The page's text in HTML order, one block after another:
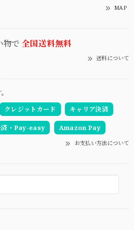
MAP
物で 全国送料無料
送料について
クレジットカード キャリア決済
済・Pay-easy Amazon Pay
お支払い方法について